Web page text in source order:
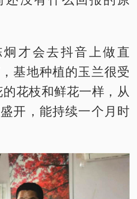
才会去抖音上做直
基地种植的玉兰很受
花枝和鲜花一样，从
开，能持续一个月时